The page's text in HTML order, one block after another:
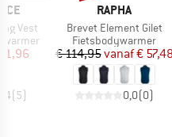
Vest
prijs
(5)
MERK
RAPHA
Artikel
Brevet Element Gilet
Productgroep
Fietsbodywarmer
Prijs
€ 114,95 Verlaagde
vanaf€ 57,48
0,0(0)